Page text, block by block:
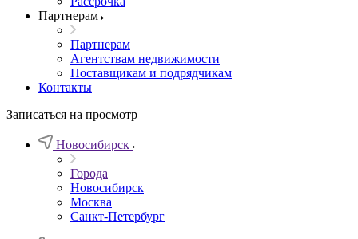
Партнерам
Партнерам
Агентствам недвижимости
Поставщикам и подрядчикам
Контакты
Записаться на просмотр
Новосибирск
Города
Новосибирск
Москва
Санкт-Петербург